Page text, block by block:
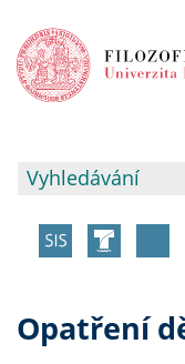
Opatření